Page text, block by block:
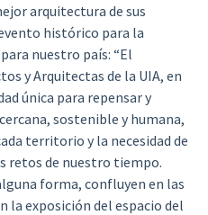
arquitectura de sus
histórico para la
nuestro país: “El
y Arquitectas de la UIA, en
única para repensar y
sostenible y humana,
territorio y la necesidad de
retos de nuestro tiempo.
forma, confluyen en las
la exposición del espacio del